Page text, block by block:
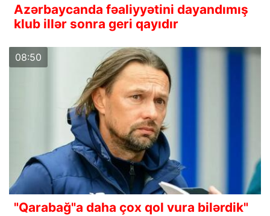
Azərbaycanda fəaliyyətini dayandımış
klub illər sonra geri qayıdır
08:50
"Qarabağ"a daha çox qol vura bilərdik"